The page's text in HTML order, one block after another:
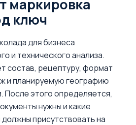
маркировка
ключ
для бизнеса
и технического анализа.
состав, рецептуру, формат
и планируемую географию
После этого определяется,
нужны и какие
присутствовать на